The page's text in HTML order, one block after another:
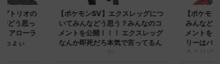
トリオの
どう思っ
アローラ
っょぃ
【ポケモンSV】エクスレッグにつ
いてみんなどう思う？みんなのコ
メントを公開！！！ エクスレッグ
なんか即死だろ本気で言ってるん
【ポケモ
みんなど
メントを
リーはバ
るよりビ